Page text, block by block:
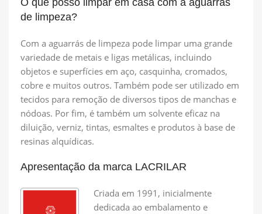
de limpeza?
Com a aguarrás de limpeza pode limpar uma grande
variedade de metais e ligas metálicas, incluindo
objetos e superfícies em aço, casquinha, cromados,
cobre e muitos outros. Também pode ser utilizado em
tecidos para remoção de diversos tipos de manchas e
nódoas. Por fim, é também um solvente eficaz na
diluição, verniz, tintas, esmaltes e produtos à base de
resinas alquídicas.
Apresentação da marca LACRILAR
Criada em 1991, inicialmente
dedicada ao embalamento e